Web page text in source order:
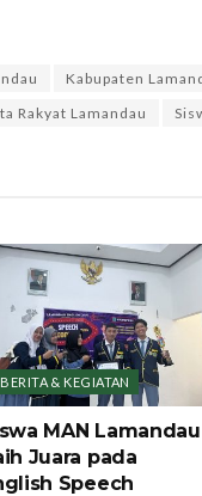
Kabupaten
Rakyat Lamandau
BERITA & KEGIATAN
MAN Lamandau
Juara pada
Speech